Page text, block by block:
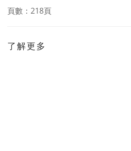
頁數：218頁
了解更多